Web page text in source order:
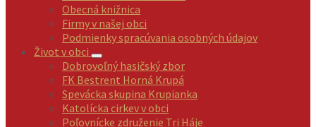
Obecná knižnica
Firmy v našej obci
Podmienky spracúvania osobných údajov
Život v obci
Dobrovoľný hasičský zbor
FK Bestrent Horná Krupá
Spevácka skupina Krupianka
Katolícka cirkev v obci
Poľovnícke združenie Tri Háje